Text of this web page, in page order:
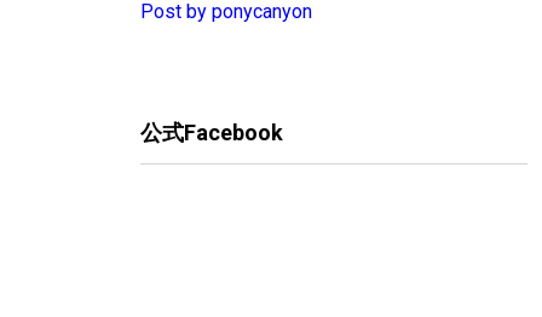
Post by ponycanyon
公式Facebook